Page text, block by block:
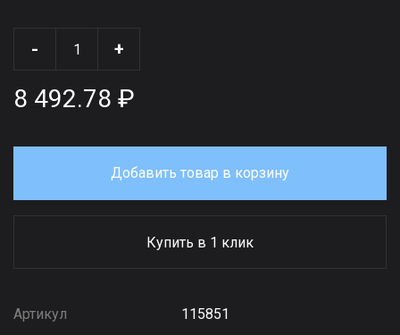
- +
8 492.78 ₽
Добавить товар в корзину
Купить в 1 клик
Артикул
115851